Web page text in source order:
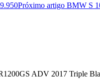
Próximo artigo BMW S
ADV 2017 Triple